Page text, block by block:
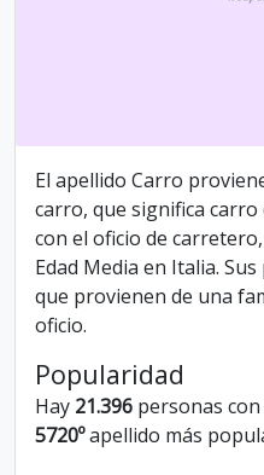
El apellido Carro
carro, que significa
con el oficio de
Edad Media en Italia.
que provienen de una
oficio.
Popularidad
Hay 21.396 personas
5720ºapellido más